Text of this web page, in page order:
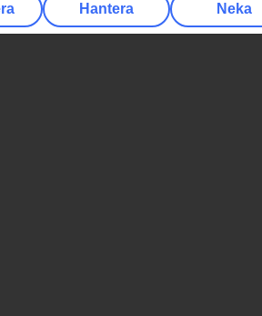
Hantera Neka